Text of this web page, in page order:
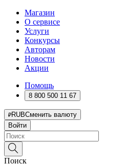
Магазин
О сервисе
Услуги
Конкурсы
Авторам
Новости
Акции
Помощь
8 800 500 11 67
RUBСменить валюту
Войти
Поиск